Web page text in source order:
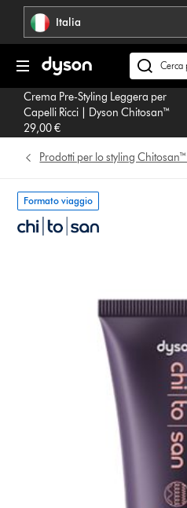
navigazione Italia
Cerca
su
dyson.it
Crema Pre-Styling Leggera per
Capelli Ricci | Dyson Chitosan™
29,00 €
Prodotti per lo styling Chitosan™
Formato viaggio